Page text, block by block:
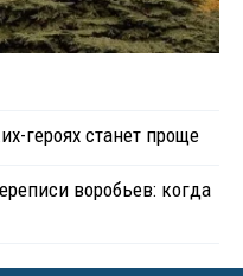
героях станет проще
воробьев: когда